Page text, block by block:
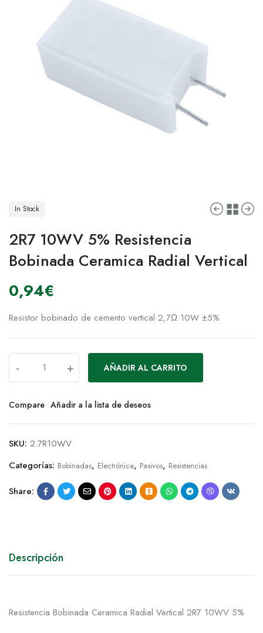
In Stock
2R7 10WV 5% Resistencia
Bobinada Ceramica Radial Vertical
0,94€
Resistor bobinado de cemento vertical 2,7Ω 10W ±5%
- + AÑADIR AL CARRITO
Compare Añadir a la lista de deseos
SKU: 2.7R10WV
Categorías: Bobinadas, Electrónica, Pasivos, Resistencias
Share:
Descripción
Resistencia Bobinada Ceramica Radial Vertical 2R7 10WV 5%